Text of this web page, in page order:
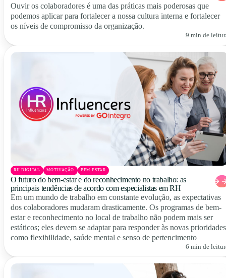
Ouvir os colaboradores é uma das práticas mais poderosas que
podemos aplicar para fortalecer a nossa cultura interna e fortalecer
os níveis de compromisso da organização.
9 min de
RH DIGITAL MOTIVAÇÃO BEM-ESTAR
O futuro do bem-estar e do reconhecimento no trabalho: as
principais tendências de acordo com especialistas em RH
Em um mundo de trabalho em constante evolução, as expectativas
dos colaboradores mudaram drasticamente. Os programas de bem-
estar e reconhecimento no local de trabalho não podem mais ser
estáticos; eles devem se adaptar para responder às novas
como flexibilidade, saúde mental e senso de pertencimento
6 min de